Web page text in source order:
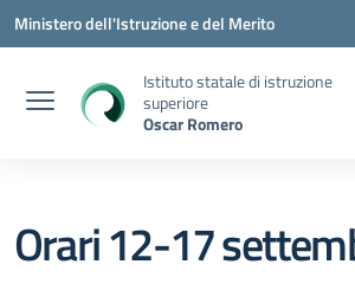
Vai ai contenuti
Vai al menu di navigazione
Vai al footer
Ministero dell'Istruzione e del Merito
Istituto statale di istruzione
superiore
Oscar Romero
Orari 12-17